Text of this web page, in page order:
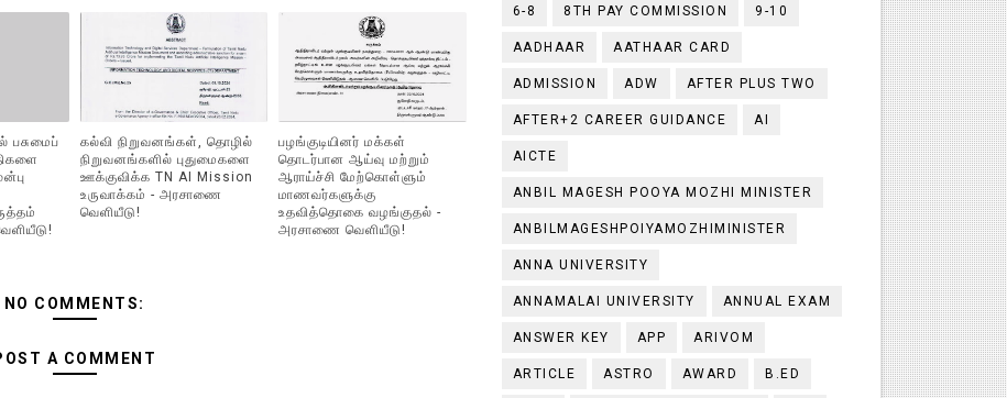
பசுமைப்
கல்வி நிறுவனங்கள், தொழில்
நிறுவனங்களில் புதுமைகளை
ஊக்குவிக்க TN AI Mission
உருவாக்கம் - அரசாணை
வெளியீடு!
பழங்குடியினர் மக்கள்
தொடர்பான ஆய்வு மற்றும்
ஆராய்ச்சி மேற்கொள்ளும்
மாணவர்களுக்கு
உதவித்தொகை வழங்குதல் -
அரசாணை வெளியீடு!
NO COMMENTS:
A COMMENT
6-8 8TH PAY COMMISSION 9-10
AADHAAR AATHAAR CARD
ADMISSION ADW AFTER PLUS TWO
AFTER+2 CAREER GUIDANCE AI
AICTE
ANBIL MAGESH POOYA MOZHI MINISTER
ANBILMAGESHPOIYAMOZHIMINISTER
ANNA UNIVERSITY
ANNAMALAI UNIVERSITY ANNUAL EXAM
ANSWER KEY APP ARIVOM
ARTICLE ASTRO AWARD B.ED